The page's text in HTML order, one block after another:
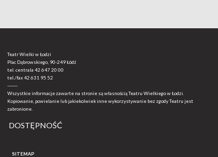
Teatr Wielki w Łodzi
Plac Dąbrowskiego, 90-249 Łódź
tel. centrala 42 647 20 00
tel./fax42 631 95 52
-------
Wszystkie informacje zawarte na stronie są własnością Teatru Wielkiego w Łodzi.
Kopiowanie, powielanie lub jakiekolwiek inne wykorzystywanie bez zgody Teatru jest
zabronione.
DOSTĘPNOŚĆ
SITEMAP